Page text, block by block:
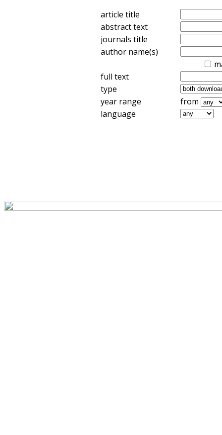
article title
abstract text
journals title
author name(s)
full text
type
year range
from
language